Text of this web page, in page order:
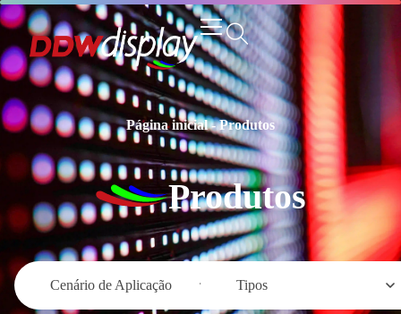
Página inicial-Produtos
Produtos
Cenário de Aplicação Tipos